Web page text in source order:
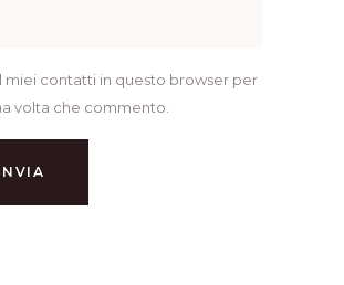
miei contatti in questo browser per
volta che commento.